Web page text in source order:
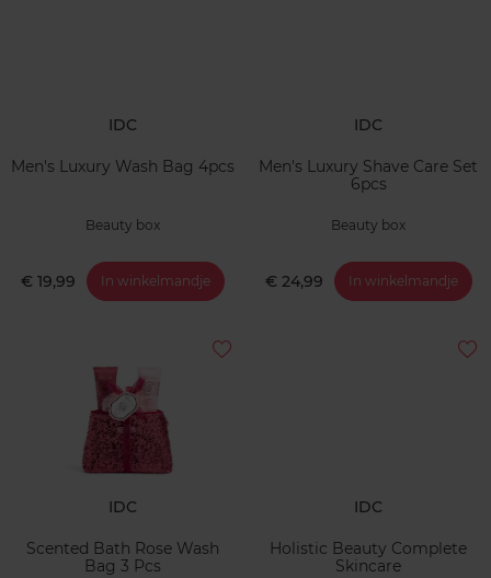
IDC
Men's Luxury Wash Bag 4pcs
Beauty box
€ 19,99 In winkelmandje
IDC
Men's Luxury Shave Care Set
6pcs
Beauty box
€ 24,99 In winkelmandje
IDC
Scented Bath Rose Wash
Bag 3 Pcs
IDC
Holistic Beauty Complete
Skincare